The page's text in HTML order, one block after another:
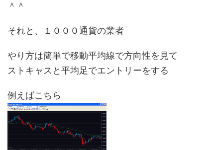
＾＾
それと、１０００通貨の業者
やり方は簡単で移動平均線で方向性を見て
ストキャスと平均足でエントリーをする
例えばこちら